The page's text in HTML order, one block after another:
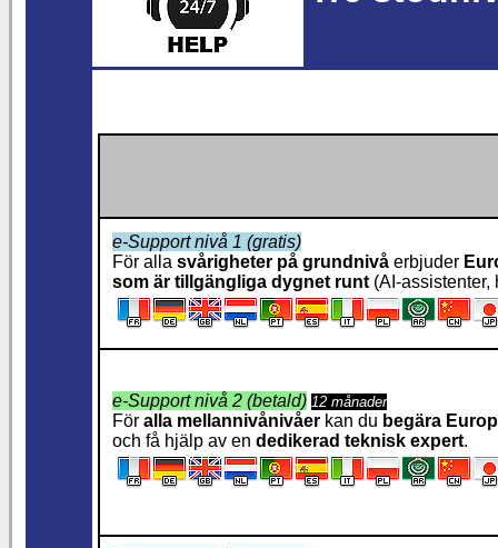
e-Support nivå 1 (gratis)
För alla svårigheter på grundnivå erbjuder
som är tillgängliga dygnet runt (AI-assistenter,
e-Support nivå 2 (betald) 12 månader
För alla mellannivånivåer kan du begära
och få hjälp av en dedikerad teknisk expert.